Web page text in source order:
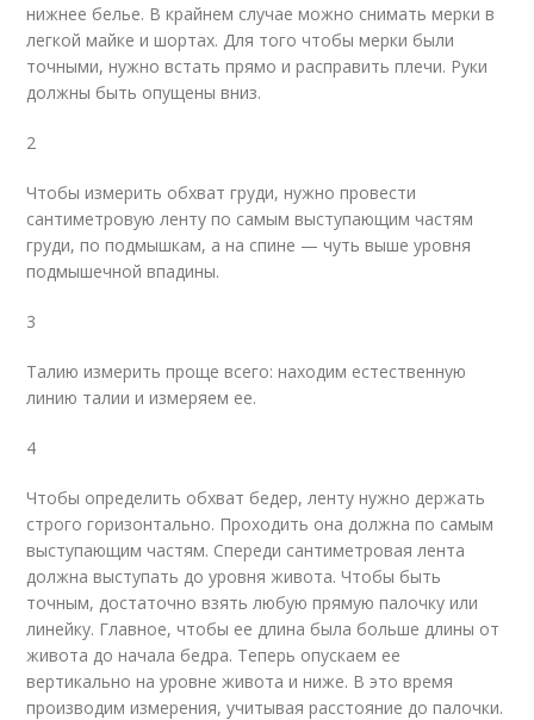
нижнее белье. В крайнем случае можно снимать мерки в
легкой майке и шортах. Для того чтобы мерки были
точными, нужно встать прямо и расправить плечи. Руки
должны быть опущены вниз.
2
Чтобы измерить обхват груди, нужно провести
сантиметровую ленту по самым выступающим частям
груди, по подмышкам, а на спине — чуть выше уровня
подмышечной впадины.
3
Талию измерить проще всего: находим естественную
линию талии и измеряем ее.
4
Чтобы определить обхват бедер, ленту нужно держать
строго горизонтально. Проходить она должна по самым
выступающим частям. Спереди сантиметровая лента
должна выступать до уровня живота. Чтобы быть
точным, достаточно взять любую прямую палочку или
линейку. Главное, чтобы ее длина была больше длины от
живота до начала бедра. Теперь опускаем ее
вертикально на уровне живота и ниже. В это время
производим измерения, учитывая расстояние до палочки.